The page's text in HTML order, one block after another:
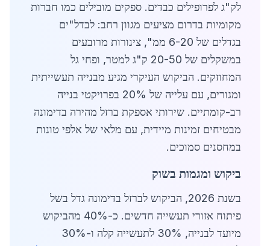
לק"ג לפרופילים כבדים. ספקים מובילים כמו חברות
מקומיות בדרום מציעים מגוון רחב: לבדל"ים
בגדלים של 6-20 ממ", צינורות מרובעים
במשקלים של 20-50 ק"ג למטר, ופחי גל
המחוזקים. הביקוש העיקרי מגיע מבנייה תעשייתית
ומגורים, עם עלייה של 20% בפרויקטי בנייה
רב-קומתיים. שירותי אספקת ברזל מהירה בדימונה
מבטיחים זמינות מיידית, עם מלאי של אלפי טונות
במחסנים סמוכים.
ביקוש ומגמות בשוק
בשנת 2026, הביקוש לברזל בדימונה גדל בשל
פיתוח אזורי תעשייה חדשים. כ-40% מהביקוש
מיועד לבנייה, 30% לתעשייה קלה ו-30%